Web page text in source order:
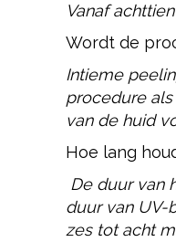
Vanaf achttien
Wordt de
Intieme
procedure
van de huid
Hoe lang
De duur van
duur van UV-
zes tot acht